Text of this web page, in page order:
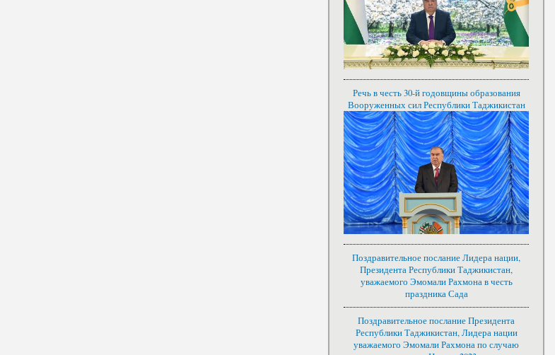
Речь в честь 30-й годовщины образования
Вооруженных сил Республики Таджикистан
Поздравительное послание Лидера нации,
Президента Республики Таджикистан,
уважаемого Эмомали Рахмона в честь
праздника Сада
Поздравительное послание Президента
Республики Таджикистан, Лидера нации
уважаемого Эмомали Рахмона по случаю